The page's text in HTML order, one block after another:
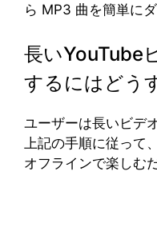
ら MP3 曲を簡単に
長いYouTube
するにはどう
ユーザーは長いビデ
上記の手順に従って
オフラインで楽しむ